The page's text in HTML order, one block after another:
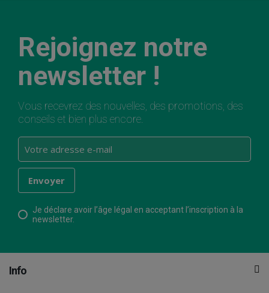
Rejoignez notre
newsletter !
Vous recevrez des nouvelles, des promotions, des
conseils et bien plus encore.
Je déclare avoir l’âge légal en acceptant l’inscription à la
newsletter.
Info